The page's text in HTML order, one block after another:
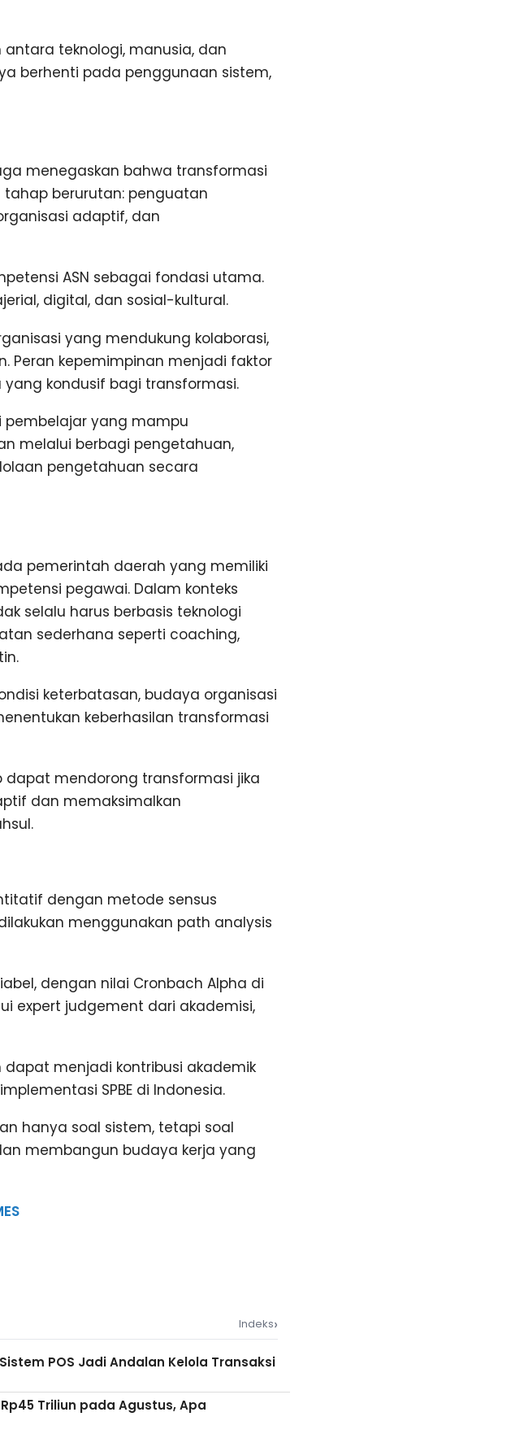
antara teknologi, manusia, dan
berhenti pada penggunaan sistem,
menegaskan bahwa transformasi
tahap berurutan: penguatan
adaptif, dan
ASN sebagai fondasi utama.
digital, dan sosial-kultural.
yang mendukung kolaborasi,
Peran kepemimpinan menjadi faktor
kondusif bagi transformasi.
yang mampu
melalui berbagi pengetahuan,
pengetahuan secara
pemerintah daerah yang memiliki
pegawai. Dalam konteks
selalu harus berbasis teknologi
sederhana seperti coaching,
keterbatasan, budaya organisasi
keberhasilan transformasi
mendorong transformasi jika
dan memaksimalkan
dengan metode sensus
menggunakan path analysis
dengan nilai Cronbach Alpha di
expert judgement dari akademisi,
dapat menjadi kontribusi akademik
SPBE di Indonesia.
hanya soal sistem, tetapi soal
membangun budaya kerja yang
Indeks›
POS Jadi Andalan Kelola Transaksi
Triliun pada Agustus, Apa